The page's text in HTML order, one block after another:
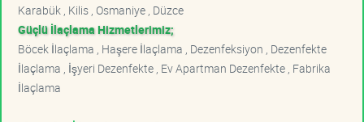
Karabük , Kilis , Osmaniye , Düzce
Güçlü İlaçlama Hizmetlerimiz;
Böcek İlaçlama , Haşere İlaçlama , Dezenfeksiyon , Dezenfekte
İlaçlama , İşyeri Dezenfekte , Ev Apartman Dezenfekte , Fabrika
İlaçlama